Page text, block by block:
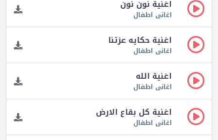
اغنية نون نون
اغانى اطفال
اغنية حكايه عزتنا
اغانى اطفال
اغنية الله
اغانى اطفال
اغنية كل بقاع الارض
اغانى اطفال